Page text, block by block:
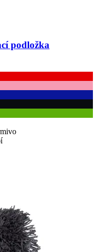
podložka